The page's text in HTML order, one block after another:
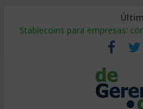
Stablecoins para empresas:
Despido silencioso: qué es y
IA en selección de personal:
Trabajo forzoso en la cadena
Mercado hispano de EE. UU.: